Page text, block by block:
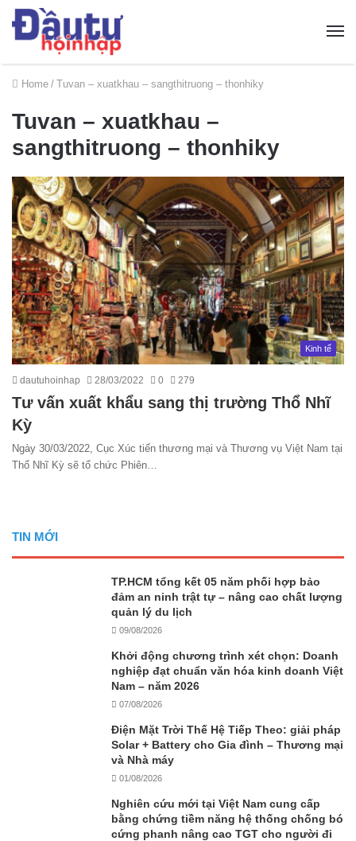
Home / Tuvan – xuatkhau – sangthitruong – thonhiky
Tuvan – xuatkhau –
sangthitruong – thonhiky
Kinh tế
dautuhoinhap 28/03/2022 0 279
Tư vấn xuất khẩu sang thị trường Thổ Nhĩ
Kỳ
Ngày 30/03/2022, Cục Xúc tiến thương mại và Thương vụ Việt Nam tại
Thổ Nhĩ Kỳ sẽ tổ chức Phiên…
TIN MỚI
TP.HCM tổng kết 05 năm phối hợp bảo
đảm an ninh trật tự – nâng cao chất lượng
quản lý du lịch
09/08/2026
Khởi động chương trình xét chọn: Doanh
nghiệp đạt chuẩn văn hóa kinh doanh Việt
Nam – năm 2026
07/08/2026
Điện Mặt Trời Thế Hệ Tiếp Theo: giải pháp
Solar + Battery cho Gia đình – Thương mại
và Nhà máy
01/08/2026
Nghiên cứu mới tại Việt Nam cung cấp
bằng chứng tiềm năng hệ thống chống bó
cứng phanh nâng cao TGT cho người đi